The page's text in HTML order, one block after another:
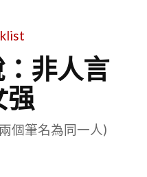
非人言
强
個筆名為同一人)